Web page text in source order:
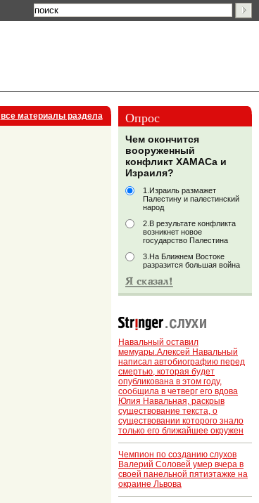
все материалы раздела Опрос
Чем окончится
вооруженный
конфликт ХАМАСа и
Израиля?
1.Израиль размажет
Палестину и палестинский
народ
2.В результате конфликта
возникнет новое
государство Палестина
3.На Ближнем Востоке
разразится большая война
Навальный оставил
мемуары.Алексей Навальный
написал автобиографию перед
смертью, которая будет
опубликована в этом году,
сообщила в четверг его вдова
Юлия Навальная, раскрыв
существование текста, о
существовании которого знало
только его ближайшее окружен
Чемпион по созданию слухов
Валерий Соловей умер вчера в
своей панельной пятиэтажке на
окраине Львова